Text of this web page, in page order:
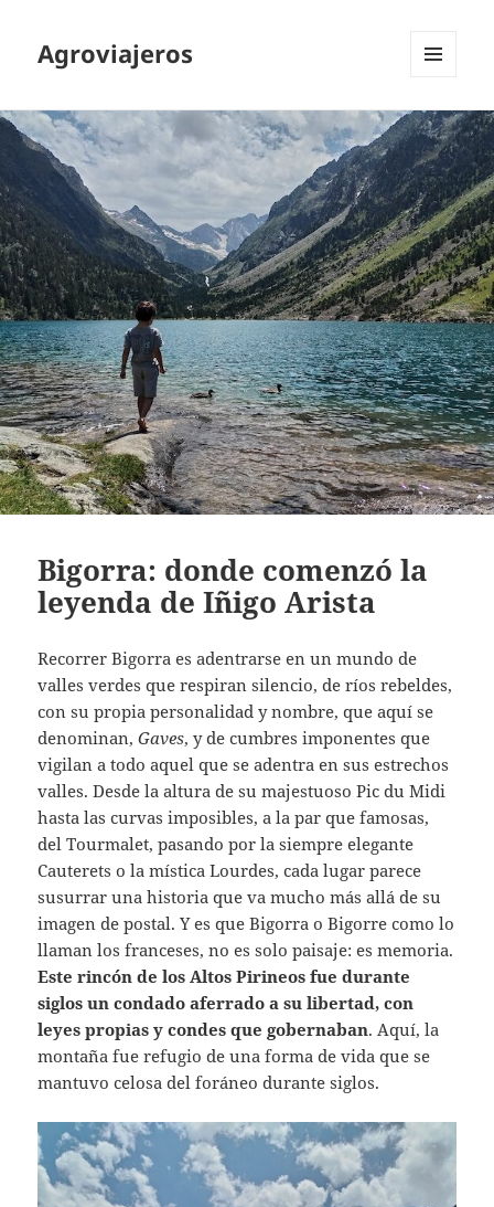
Agroviajeros
WIDGETS
Bigorra: donde comenzó la
leyenda de Iñigo Arista
Recorrer Bigorra es adentrarse en un mundo de
valles verdes que respiran silencio, de ríos rebeldes,
con su propia personalidad y nombre, que aquí se
denominan,Gaves, y de cumbres imponentes que
vigilan a todo aquel que se adentra en sus estrechos
valles. Desde la altura de su majestuoso Pic du Midi
hasta las curvas imposibles, a la par que famosas,
del Tourmalet, pasando por la siempre elegante
Cauterets o la mística Lourdes, cada lugar parece
susurrar una historia que va mucho más allá de su
imagen de postal. Y es que Bigorra o Bigorre como lo
llaman los franceses, no es solo paisaje: es memoria.
Este rincón de los Altos Pirineos fue durante
siglos un condado aferrado a su libertad, con
leyes propias y condes que gobernaban. Aquí, la
montaña fue refugio de una forma de vida que se
mantuvo celosa del foráneo durante siglos.